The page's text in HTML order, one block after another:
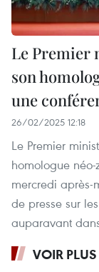
Le Premier
son
une
26/02/2025 12:18
Le Premier
homologue
mercredi
de presse sur
auparavant
VOIR PLUS